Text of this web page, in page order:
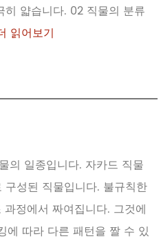
얇습니다. 02 직물의 분류
읽어보기
의 일종입니다. 자카드 직물
성된 직물입니다. 불규칙한
정에서 짜여집니다. 그것에
에 따라 다른 패턴을 짤 수 있